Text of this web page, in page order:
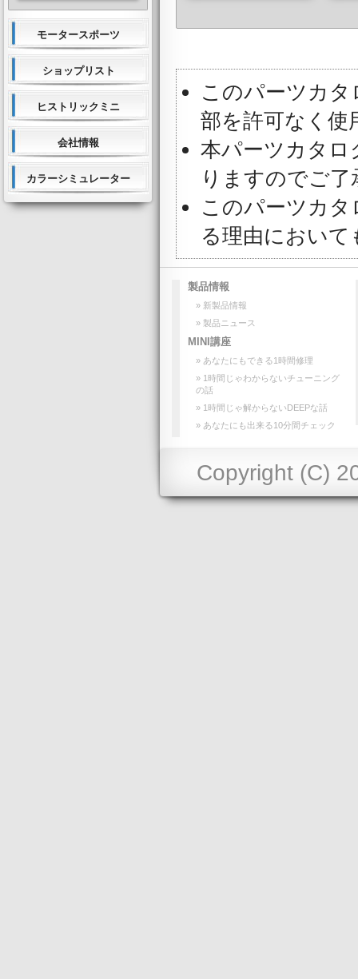
モータースポーツ
ショップリスト
ヒストリックミニ
会社情報
カラーシミュレーター
このパーツカ
部を許可なく使
本パーツカタロ
りますのでご
このパーツカ
る理由におい
製品情報
» 新製品情報
» 製品ニュース
MINI講座
» あなたにもできる1時間修理
» 1時間じゃわからないチューニング
の話
» 1時間じゃ解からないDEEPな話
» あなたにも出来る10分間チェック
Copyright (C)